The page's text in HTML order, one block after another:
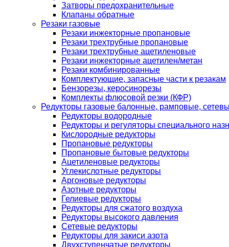
Затворы предохранительные
Клапаны обратные
Резаки газовые
Резаки инжекторные пропановые
Резаки трехтрубные пропановые
Резаки трехтрубные ацетиленовые
Резаки инжекторные ацетилен/метан
Резаки комбинированные
Комплектующие, запасные части к резакам
Бензорезы, керосинорезы
Комплекты флюсовой резки (КФР)
Редукторы газовые балонные, рамповые,
Редукторы водородные
Редукторы и регуляторы специального
Кислородные редукторы
Пропановые редукторы
Пропановые бытовые редукторы
Ацетиленовые редукторы
Углекислотные редукторы
Аргоновые редукторы
Азотные редукторы
Гелиевые редукторы
Редукторы для сжатого воздуха
Редукторы высокого давления
Сетевые редукторы
Редукторы для закиси азота
Двухступенчатые редукторы